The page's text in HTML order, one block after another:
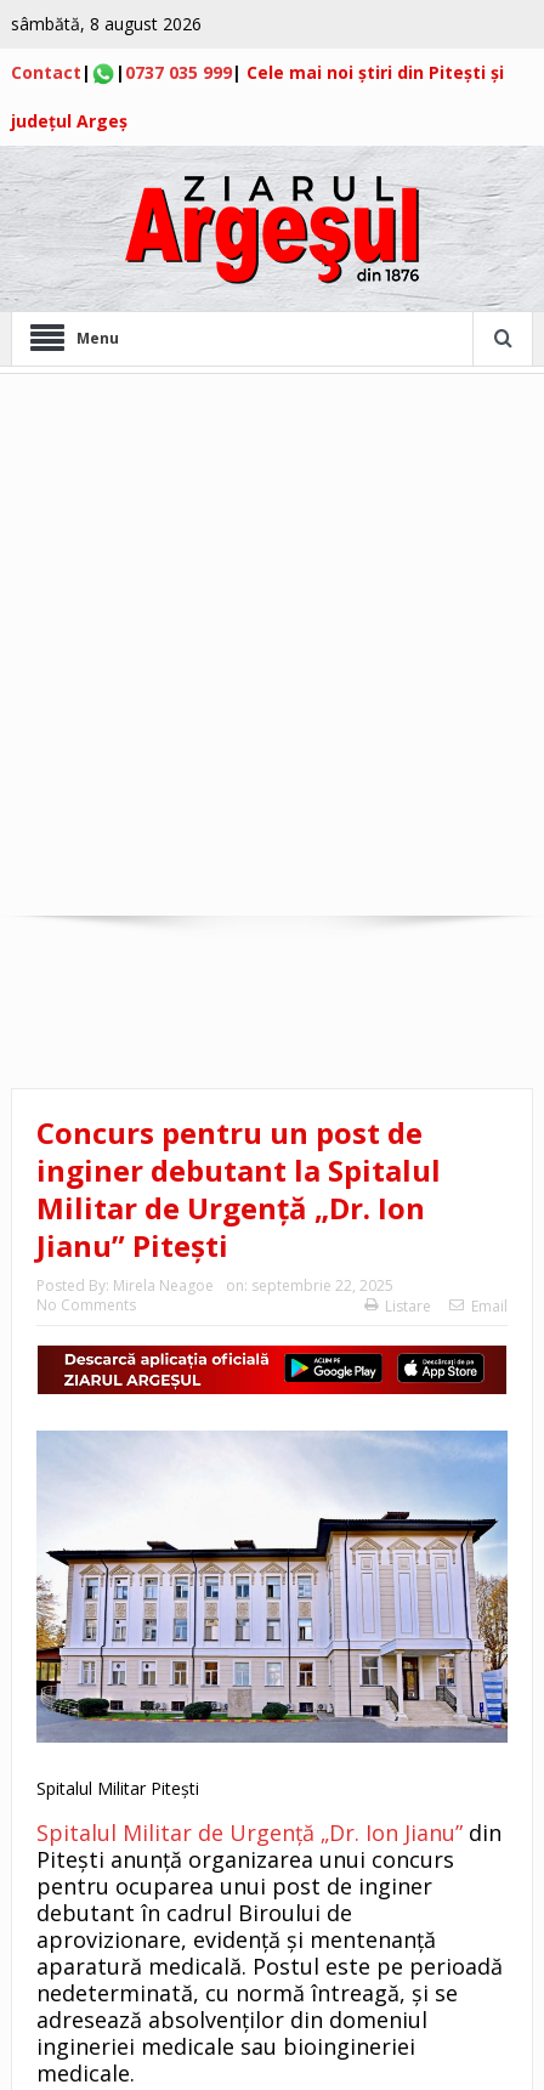
sâmbătă, 8 august 2026
Contact | | 0737 035 999| Cele mai noi știri din Pitești și
județul Argeș
Menu
Concurs pentru un post de
inginer debutant la Spitalul
Militar de Urgență „Dr. Ion
Jianu” Pitești
Posted By: Mirela Neagoe on: septembrie 22, 2025
No Comments
Listare Email
Spitalul Militar Pitești
Spitalul Militar de Urgență „Dr. Ion Jianu”din
Pitești anunță organizarea unui concurs
pentru ocuparea unui post de inginer
debutant în cadrul Biroului de
aprovizionare, evidență și mentenanță
aparatură medicală. Postul este pe perioadă
nedeterminată, cu normă întreagă, și se
adresează absolvenților din domeniul
ingineriei medicale sau bioingineriei
medicale.